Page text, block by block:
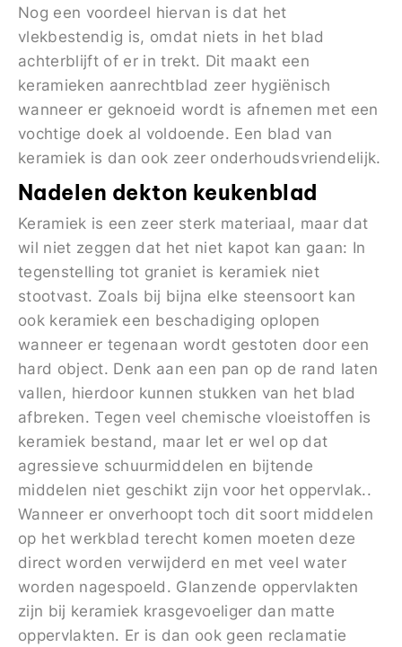
Nog een voordeel hiervan is dat het
vlekbestendig is, omdat niets in het blad
achterblijft of er in trekt. Dit maakt een
keramieken aanrechtblad zeer hygiënisch
wanneer er geknoeid wordt is afnemen met een
vochtige doek al voldoende. Een blad van
keramiek is dan ook zeer onderhoudsvriendelijk.
Nadelen dekton keukenblad
Keramiek is een zeer sterk materiaal, maar dat
wil niet zeggen dat het niet kapot kan gaan: In
tegenstelling tot graniet is keramiek niet
stootvast. Zoals bij bijna elke steensoort kan
ook keramiek een beschadiging oplopen
wanneer er tegenaan wordt gestoten door een
hard object. Denk aan een pan op de rand laten
vallen, hierdoor kunnen stukken van het blad
afbreken. Tegen veel chemische vloeistoffen is
keramiek bestand, maar let er wel op dat
agressieve schuurmiddelen en bijtende
middelen niet geschikt zijn voor het oppervlak..
Wanneer er onverhoopt toch dit soort middelen
op het werkblad terecht komen moeten deze
direct worden verwijderd en met veel water
worden nagespoeld. Glanzende oppervlakten
zijn bij keramiek krasgevoeliger dan matte
oppervlakten. Er is dan ook geen reclamatie